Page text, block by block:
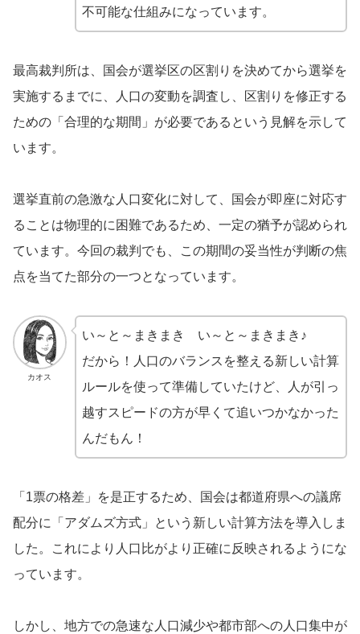
不可能な仕組みになっています。
最高裁判所は、国会が選挙区の区割りを決めてから選挙を
実施するまでに、人口の変動を調査し、区割りを修正する
ための「合理的な期間」が必要であるという見解を示して
います。
選挙直前の急激な人口変化に対して、国会が即座に対応す
ることは物理的に困難であるため、一定の猶予が認められ
ています。今回の裁判でも、この期間の妥当性が判断の焦
点を当てた部分の一つとなっています。
カオス
い～と～まきまき い～と～まきまき♪
だから！人口のバランスを整える新しい計算
ルールを使って準備していたけど、人が引っ
越すスピードの方が早くて追いつかなかった
んだもん！
「1票の格差」を是正するため、国会は都道府県への議席
配分に「アダムズ方式」という新しい計算方法を導入しま
した。これにより人口比がより正確に反映されるようにな
っています。
しかし、地方での急速な人口減少や都市部への人口集中が